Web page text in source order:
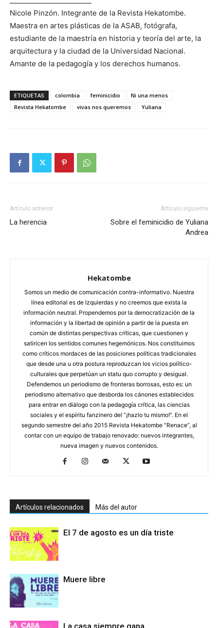
Nicole Pinzón. Integrante de la Revista Hekatombe.
Maestra en artes plásticas de la ASAB, fotógrafa,
estudiante de la maestría en historia y teoría del arte, la
arquitectura y la ciudad de la Universidad Nacional.
Amante de la pedagogía y los derechos humanos.
ETIQUETAS colombia feminicidio
Ni una menos
Revista Hekatombe
vivas nos queremos Yuliana
Artículo anterior
La herencia
Artículo siguiente
Sobre el feminicidio de Yuliana
Andrea
Hekatombe
Somos un medio de comunicación contra-informativo. Nuestra
línea editorial es de Izquierdas y no creemos que exista la
información neutral. Propendemos por la democratización de la
información y la libertad de opinión a partir de la puesta en
común de distintas perspectivas críticas, que cuestionen y
satiricen los sentidos comunes hegemónicos. Nos constituimos
como críticos mordaces de las posiciones políticas tradicionales
que desde una u otra postura reproduzcan los vicios político-
culturales que perpetúan un statu quo corrupto y desigual.
Defendemos un periodismo de fronteras borrosas, esto es: un
periodismo alternativo que desborda los cánones establecidos
para entrar en diálogo con la pedagogía crítica, las ciencias
sociales y el espíritu fanzinero del “¡hazlo tu mismo!”. En el
segundo semestre del año 2015 Revista Hekatombe “Renace”, al
contar con un equipo de trabajo renovado: nuevos integrantes,
nueva imagen y nuevos contenidos.
Artículos relacionados Más del autor
El 7 de agosto es un día triste
Muere libre
La casa siempre gana